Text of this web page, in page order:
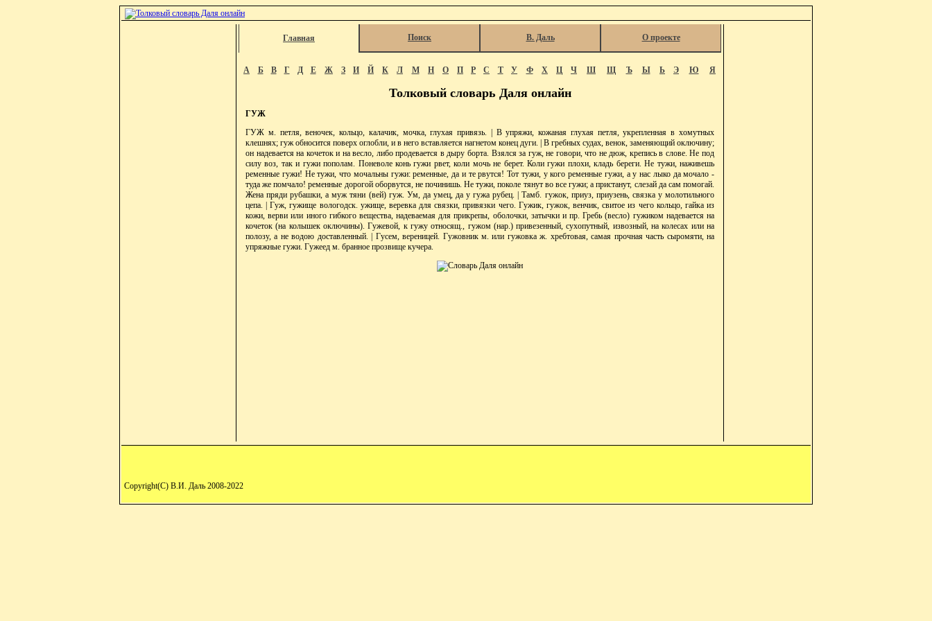
Главная Поиск В. Даль О проекте
А Б В Г Д Е Ж З И Й К Л М Н О П Р С Т У Ф Х Ц Ч Ш Щ Ъ Ы Ь Э Ю Я
Толковый словарь Даля онлайн
ГУЖ
ГУЖ м. петля, веночек, кольцо, калачик, мочка, глухая привязь. | В упряжи, кожаная глухая петля, укрепленная в хомутных
клешнях; гуж обносится поверх оглобли, и в него вставляется нагнетом конец дуги. | В гребных судах, венок, заменяющий оключину;
он надевается на кочеток и на весло, либо продевается в дыру борта. Взялся за гуж, не говори, что не дюж, крепись в слове. Не под
силу воз, так и гужи пополам. Поневоле конь гужи рвет, коли мочь не берет. Коли гужи плохи, кладь береги. Не тужи, наживешь
ременные гужи! Не тужи, что мочальны гужи: ременные, да и те рвутся! Тот тужи, у кого ременные гужи, а у нас лыко да мочало -
туда же помчало! ременные дорогой оборвутся, не починишь. Не тужи, поколе тянут во все гужи; а пристанут, слезай да сам помогай.
Жена пряди рубашки, а муж тяни (вей) гуж. Ум, да умец, да у гужа рубец. | Тамб. гужок, приуз, приузень, связка у молотильного
цепа. | Гуж, гужище вологодск. ужище, веревка для связки, привязки чего. Гужик, гужок, венчик, свитое из чего кольцо, гайка из
кожи, верви или иного гибкого вещества, надеваемая для прикрепы, оболочки, затычки и пр. Гребь (весло) гужиком надевается на
кочеток (на колышек оключины). Гужевой, к гужу относящ., гужом (нар.) привезенный, сухопутный, извозный, на колесах или на
полозу, а не водою доставленный. | Гусем, вереницей. Гужовник м. или гужовка ж. хребтовая, самая прочная часть сыромяти, на
упряжные гужи. Гужеед м. бранное прозвище кучера.
Copyright(C) В.И. Даль 2008-2022